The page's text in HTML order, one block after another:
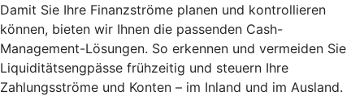
Damit Sie Ihre Finanzströme planen und kontrollieren
können, bieten wir Ihnen die passenden Cash-
Management-Lösungen. So erkennen und vermeiden Sie
Liquiditätsengpässe frühzeitig und steuern Ihre
Zahlungsströme und Konten – im Inland und im Ausland.